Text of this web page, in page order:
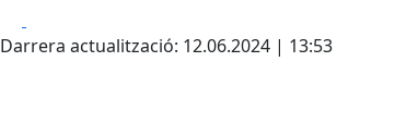
Darrera actualització: 12.06.2024 | 13:53